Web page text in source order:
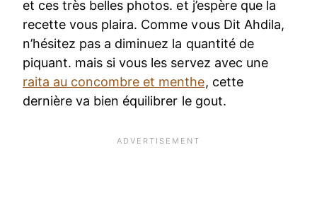
et ces très belles photos. et j’espère que la
recette vous plaira. Comme vous Dit Ahdila,
n’hésitez pas a diminuez la quantité de
piquant. mais si vous les servez avec une
raita au concombre et menthe, cette
dernière va bien équilibrer le gout.